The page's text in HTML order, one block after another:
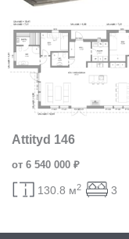
Attityd 146
от 6 540 000 ₽
130.8 м2 3